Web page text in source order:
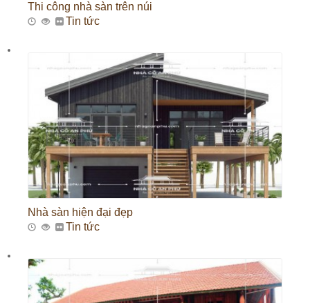
Thi công nhà sàn trên núi
Tin tức
Nhà sàn hiện đại đẹp
Tin tức